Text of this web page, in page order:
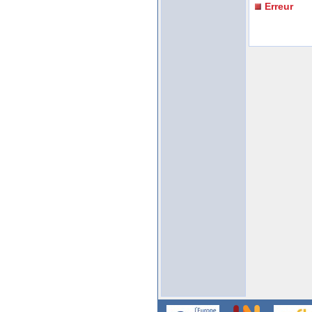
Erreur